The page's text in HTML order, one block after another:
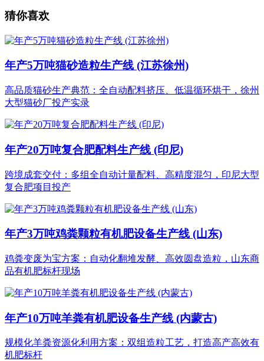
猜你喜欢
年产5万吨猫砂造粒生产线 (江苏徐州)
高品质猫砂生产典范：全自动配料挤压、低温循环烘干，徐州
大型猫砂厂投产实录
年产20万吨复合肥配料生产线 (印尼)
跨境成套交付：多组全自动计量配料、高精度混匀，印尼大型
复合肥项目投产
年产3万吨鸡粪颗粒有机肥设备生产线 (山东)
鸡粪变废为宝方案：自动化翻堆发酵、高效圆盘造粒，山东商
品有机肥标杆现场
年产10万吨羊粪有机肥设备生产线 (内蒙古)
规模化羊粪资源化利用方案：双组造粒工艺，打造高产高效有
机肥标杆